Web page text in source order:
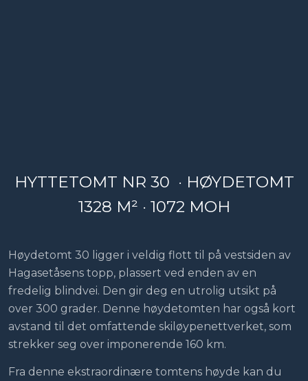
HYTTETOMT NR 30 · HØYDETOMT
1328 M² · 1072 MOH
Høydetomt 30 ligger i veldig flott til på vestsiden av
Hagasetåsens topp, plassert ved enden av en
fredelig blindvei. Den gir deg en utrolig utsikt på
over 300 grader. Denne høydetomten har også kort
avstand til det omfattende skiløypenettverket, som
strekker seg over imponerende 160 km.
Fra denne ekstraordinære tomtens høyde kan du